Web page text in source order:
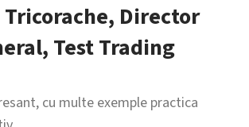
Director
Test Trading
cu multe exemple practica